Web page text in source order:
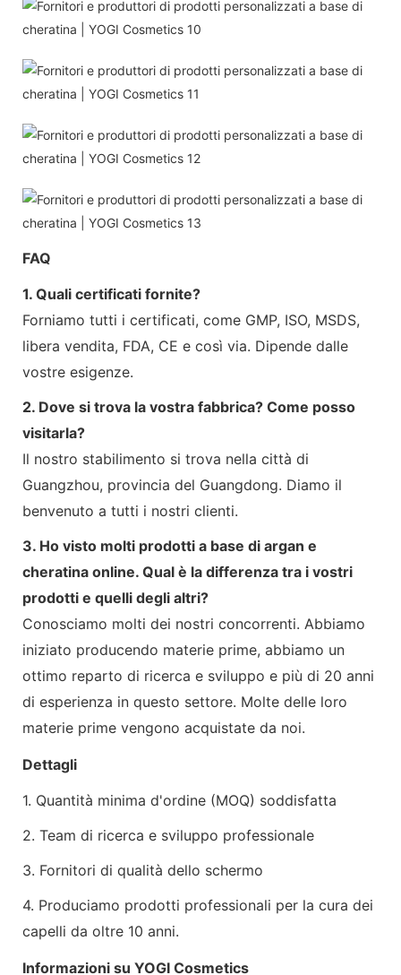
FAQ
1. Quali certificati fornite?
Forniamo tutti i certificati, come GMP, ISO, MSDS,
libera vendita, FDA, CE e così via. Dipende dalle
vostre esigenze.
2. Dove si trova la vostra fabbrica? Come posso
visitarla?
Il nostro stabilimento si trova nella città di
Guangzhou, provincia del Guangdong. Diamo il
benvenuto a tutti i nostri clienti.
3. Ho visto molti prodotti a base di argan e
cheratina online. Qual è la differenza tra i vostri
prodotti e quelli degli altri?
Conosciamo molti dei nostri concorrenti. Abbiamo
iniziato producendo materie prime, abbiamo un
ottimo reparto di ricerca e sviluppo e più di 20 anni
di esperienza in questo settore. Molte delle loro
materie prime vengono acquistate da noi.
Dettagli
1. Quantità minima d'ordine (MOQ) soddisfatta
2. Team di ricerca e sviluppo professionale
3. Fornitori di qualità dello schermo
4. Produciamo prodotti professionali per la cura dei
capelli da oltre 10 anni.
Informazioni su YOGI Cosmetics